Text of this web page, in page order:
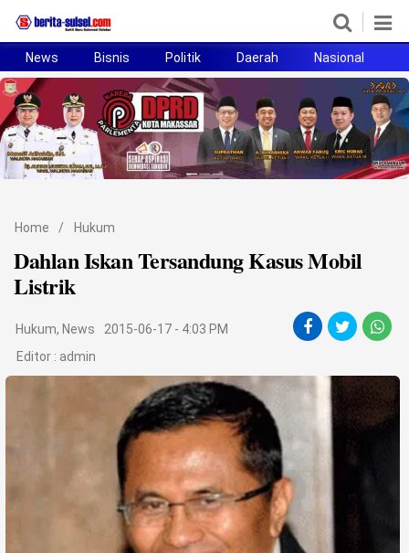
Home
News
Politik
Bisnis
Otomotif
Hukum
Sport
News Bisnis Politik Daerah Nasional
Home / Hukum
Dahlan Iskan Tersandung Kasus Mobil
Listrik
Hukum, News
2015-06-17 - 4:03 PM
Editor : admin